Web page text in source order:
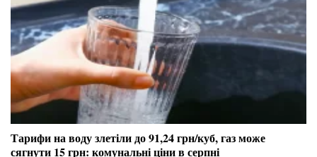
Тарифи на воду злетіли до 91,24 грн/куб, газ може
сягнути 15 грн: комунальні ціни в серпні